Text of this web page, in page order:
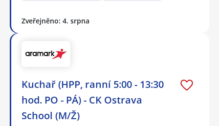
Zveřejněno: 4. srpna
Kuchař (HPP, ranní 5:00 - 13:30
hod. PO - PÁ) - CK Ostrava
School (M/Ž)